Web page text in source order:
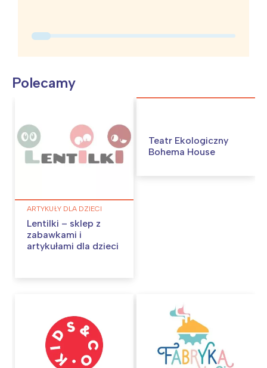
Polecamy
ARTYKUŁY DLA DZIECI
Lentilki – sklep z
zabawkami i
artykułami dla dzieci
Teatr Ekologiczny
Bohema House